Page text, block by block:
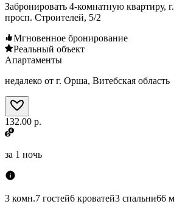
Забронировать 4-комнатную квартиру,
просп. Строителей, 5/2
Мгновенное бронирование
Реальный объект
Апартаменты
недалеко от г. Орша, Витебская область
132.00 р.
за 1 ночь
3 комн.7 гостей6 кроватей3 спальни66